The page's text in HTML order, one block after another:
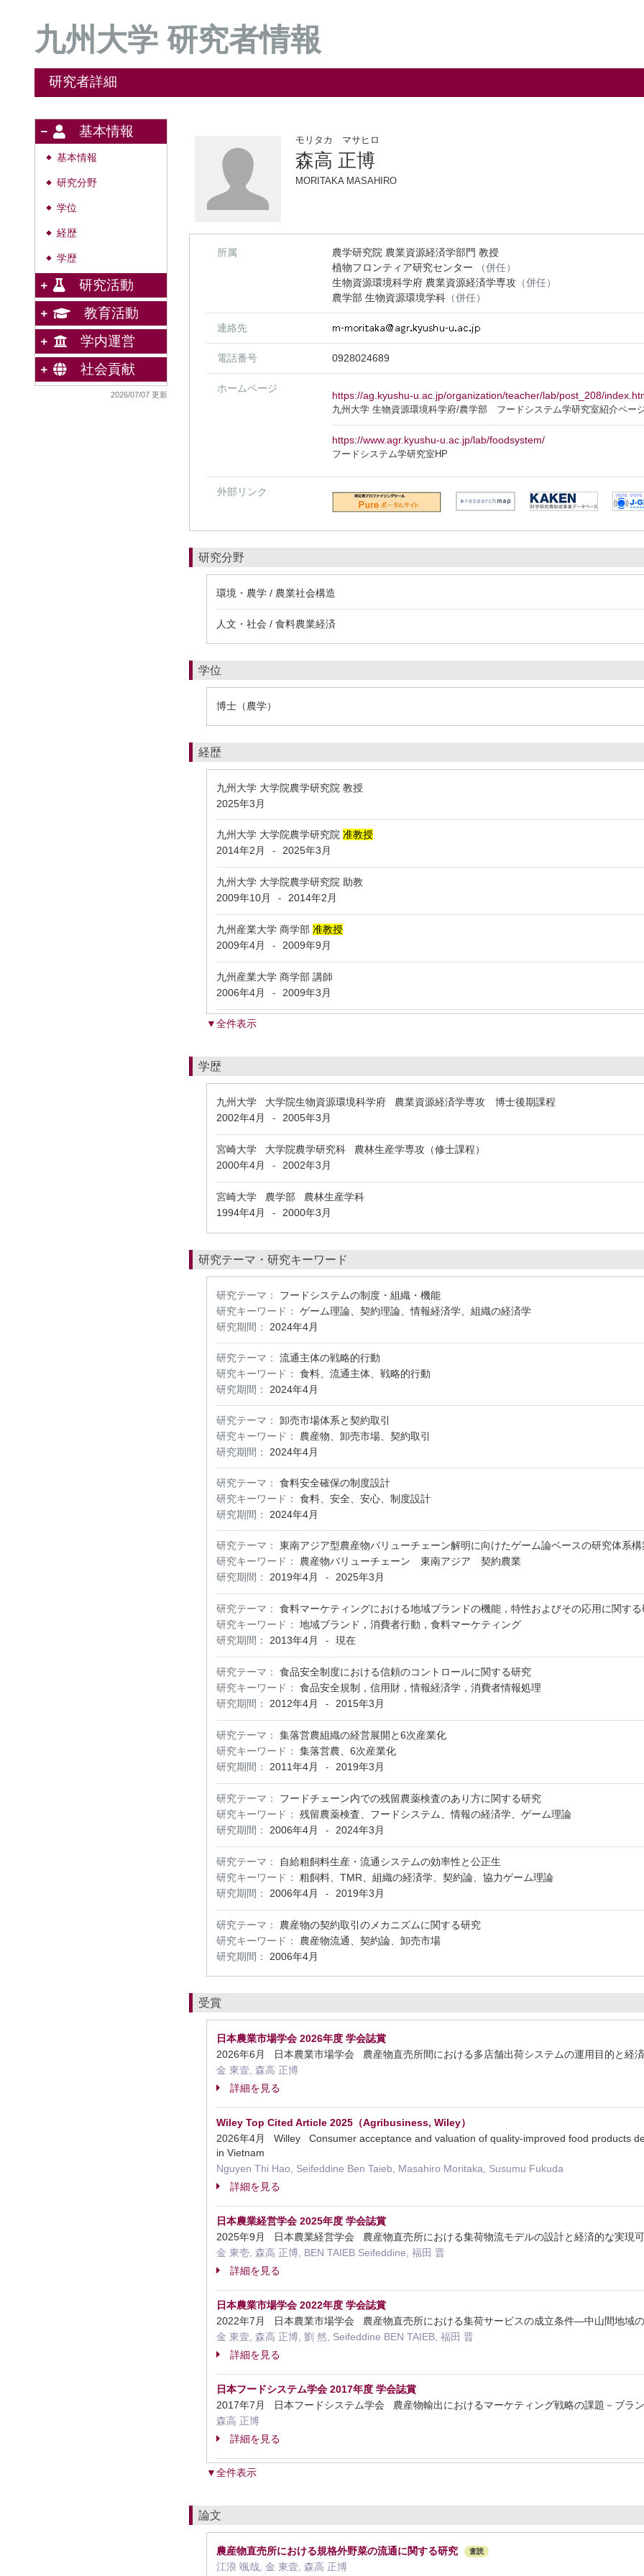
九州大学 研究者情報
研究者詳細
基本情報
◆ 基本情報
◆ 研究分野
◆ 学位
◆ 経歴
◆ 学歴
研究活動
教育活動
学内運営
社会貢献
2026/07/07 更新
モリタカ マサヒロ
森高 正博
MORITAKA MASAHIRO
所属
農学研究院 農業資源経済学部門 教授
植物フロンティア研究センター
（併任）
生物資源環境科学府 農業資源経済学専攻 （併任）
農学部 生物資源環境学科 （併任）
連絡先
電話番号 0928024689
ホームページ
https://ag.kyushu-u.ac.jp/organization/teacher/lab/post_208/
九州大学 生物資源環境科学府/農学部 フードシステム学研究室紹介ペー
https://www.agr.kyushu-u.ac.jp/lab/foodsystem/
フードシステム学研究室HP
外部リンク
研究分野
環境・農学 / 農業社会構造
人文・社会 / 食料農業経済
学位
博士（農学）
経歴
九州大学 大学院農学研究院 教授
2025年3月
九州大学 大学院農学研究院 准教授
2014年2月
- 2025年3月
九州大学 大学院農学研究院 助教
2009年10月
- 2014年2月
九州産業大学 商学部 准教授
2009年4月
- 2009年9月
九州産業大学 商学部 講師
2006年4月
- 2009年3月
▼全件表示
学歴
九州大学 大学院生物資源環境科学府 農業資源経済学専攻 博士後期課程
2002年4月
- 2005年3月
宮崎大学 大学院農学研究科 農林生産学専攻（修士課程）
2000年4月
- 2002年3月
宮崎大学 農学部 農林生産学科
1994年4月
- 2000年3月
研究テーマ・研究キーワード
研究テーマ：
フードシステムの制度・組織・機能
研究キーワード：
ゲーム理論、契約理論、情報経済学、組織の経済学
研究期間：
2024年4月
研究テーマ：
流通主体の戦略的行動
研究キーワード：
食料、流通主体、戦略的行動
研究期間：
2024年4月
研究テーマ：
卸売市場体系と契約取引
研究キーワード：
農産物、卸売市場、契約取引
研究期間：
2024年4月
研究テーマ：
食料安全確保の制度設計
研究キーワード：
食料、安全、安心、制度設計
研究期間：
2024年4月
研究テーマ：
東南アジア型農産物バリューチェーン解明に向けたゲーム論ベースの研究体系構
研究キーワード：
農産物バリューチェーン 東南アジア 契約農業
研究期間：
2019年4月 - 2025年3月
研究テーマ：
食料マーケティングにおける地域ブランドの機能，特性およびその応用に関する
研究キーワード：
地域ブランド，消費者行動，食料マーケティング
研究期間：
2013年4月 - 現在
研究テーマ：
食品安全制度における信頼のコントロールに関する研究
研究キーワード：
食品安全規制，信用財，情報経済学，消費者情報処理
研究期間：
2012年4月 - 2015年3月
研究テーマ：
集落営農組織の経営展開と6次産業化
研究キーワード：
集落営農、6次産業化
研究期間：
2011年4月 - 2019年3月
研究テーマ：
フードチェーン内での残留農薬検査のあり方に関する研究
研究キーワード：
残留農薬検査、フードシステム、情報の経済学、ゲーム理論
研究期間：
2006年4月 - 2024年3月
研究テーマ：
自給粗飼料生産・流通システムの効率性と公正生
研究キーワード：
粗飼料、TMR、組織の経済学、契約論、協力ゲーム理論
研究期間：
2006年4月 - 2019年3月
研究テーマ：
農産物の契約取引のメカニズムに関する研究
研究キーワード：
農産物流通、契約論、卸売市場
研究期間：
2006年4月
受賞
日本農業市場学会 2026年度 学会誌賞
2026年6月 日本農業市場学会 農産物直売所間における多店舗出荷システムの運用目的と経
金 東壹, 森高 正博
詳細を見る
Wiley Top Cited Article 2025（Agribusiness, Wiley）
2026年4月 Willey Consumer acceptance and valuation of quality-improved food products
in Vietnam
Nguyen Thi Hao, Seifeddine Ben Taieb, Masahiro Moritaka, Susumu Fukuda
詳細を見る
日本農業経営学会 2025年度 学会誌賞
2025年9月 日本農業経営学会 農産物直売所における集荷物流モデルの設計と経済的な実現
金 東壱, 森高 正博, BEN TAIEB Seifeddine, 福田 晋
詳細を見る
日本農業市場学会 2022年度 学会誌賞
2022年7月 日本農業市場学会 農産物直売所における集荷サービスの成立条件―中山間地域
金 東壹, 森高 正博, 劉 然, Seifeddine BEN TAIEB, 福田 晋
詳細を見る
日本フードシステム学会 2017年度 学会誌賞
2017年7月 日本フードシステム学会 農産物輸出におけるマーケティング戦略の課題－ブラ
森高 正博
詳細を見る
▼全件表示
論文
農産物直売所における規格外野菜の流通に関する研究 査読
江浪 颯哉, 金 東壹, 森高 正博